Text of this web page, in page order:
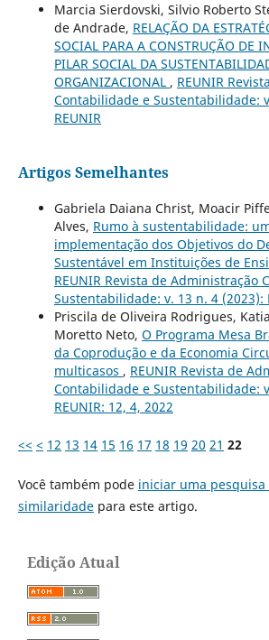
Marcia Sierdovski, Silvio Roberto
de Andrade, RELAÇÃO DA
SOCIAL PARA A CONSTRUÇÃO DE
PILAR SOCIAL DA
ORGANIZACIONAL , REUNIR
Contabilidade e Sustentabilidade:
REUNIR
Artigos Semelhantes
Gabriela Daiana Christ, Moacir
Alves, Rumo à sustentabilidade:
implementação dos Objetivos do
Sustentável em Instituições de
REUNIR Revista de Administração
Sustentabilidade: v. 13 n. 4 (2023):
Priscila de Oliveira Rodrigues,
Moretto Neto, O Programa Mesa
da Coprodução e da Economia
multicasos , REUNIR Revista de
Contabilidade e Sustentabilidade:
REUNIR: 12, 4, 2022
<< < 12 13 14 15 16 17 18 19 20 21 22
Você também pode iniciar uma pesquisa
similaridadepara este artigo.
Edição Atual